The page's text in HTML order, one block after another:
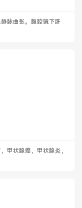
脉曲张。腹腔镜下肝
甲状腺癌，甲状腺炎，